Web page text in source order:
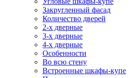
Закругленный фасад
Количество дверей
2-х дверные
3-х дверные
4-х дверные
Особенности
Во всю стену
Встроенные шкафы-купе